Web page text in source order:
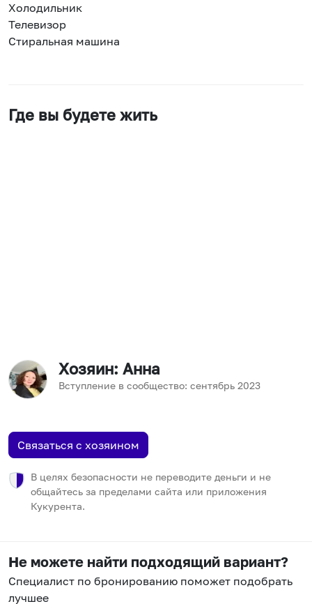
Холодильник
Телевизор
Стиральная машина
Где вы будете жить
Хозяин: Анна
Вступление в сообщество: сентябрь 2023
Связаться с хозяином
В целях безопасности не переводите деньги и не
общайтесь за пределами сайта или приложения
Кукурента.
Не можете найти подходящий вариант?
Специалист по бронированию поможет подобрать
лучшее